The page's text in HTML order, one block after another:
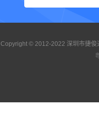
Copyright © 2012-2022 深圳市捷俊